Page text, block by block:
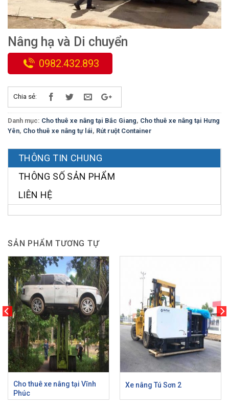
Nâng hạ và Di chuyển
0982.432.893
Chia sẻ:
Danh mục: Cho thuê xe nâng tại Bắc Giang, Cho thuê xe nâng tại Hưng
Yên, Cho thuê xe nâng tự lái, Rút ruột Container
THÔNG TIN CHUNG
THÔNG SỐ SẢN PHẨM
LIÊN HỆ
SẢN PHẨM TƯƠNG TỰ
Xem nhanh
Cho thuê xe nâng tại Vĩnh
Phúc
Xem nhanh
Xe nâng Tú Sơn 2